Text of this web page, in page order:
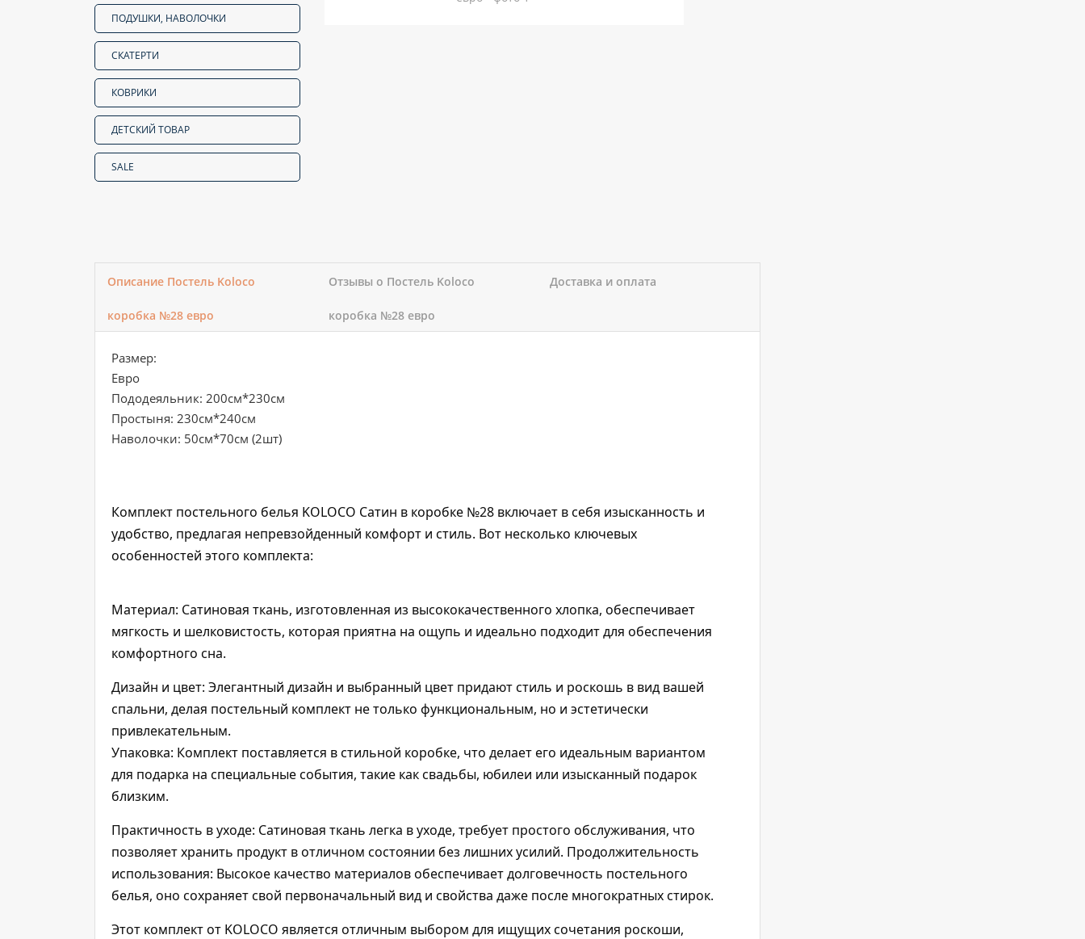
ПОДУШКИ, НАВОЛОЧКИ
СКАТЕРТИ
КОВРИКИ
ДЕТСКИЙ ТОВАР
SALE
Описание Постель Koloco
коробка №28 евро
Отзывы о Постель Koloco
коробка №28 евро
Доставка и оплата
Размер:
Евро
Пододеяльник: 200см*230см
Простыня: 230см*240см
Наволочки: 50см*70см (2шт)
Комплект постельного белья KOLOCO Сатин в коробке №28 включает в себя изысканность и
удобство, предлагая непревзойденный комфорт и стиль. Вот несколько ключевых
особенностей этого комплекта:
Материал: Сатиновая ткань, изготовленная из высококачественного хлопка, обеспечивает
мягкость и шелковистость, которая приятна на ощупь и идеально подходит для обеспечения
комфортного сна.
Дизайн и цвет: Элегантный дизайн и выбранный цвет придают стиль и роскошь в вид вашей
спальни, делая постельный комплект не только функциональным, но и эстетически
привлекательным.
Упаковка: Комплект поставляется в стильной коробке, что делает его идеальным вариантом
для подарка на специальные события, такие как свадьбы, юбилеи или изысканный подарок
близким.
Практичность в уходе: Сатиновая ткань легка в уходе, требует простого обслуживания, что
позволяет хранить продукт в отличном состоянии без лишних усилий. Продолжительность
использования: Высокое качество материалов обеспечивает долговечность постельного
белья, оно сохраняет свой первоначальный вид и свойства даже после многократных стирок.
Этот комплект от KOLOCO является отличным выбором для ищущих сочетания роскоши,